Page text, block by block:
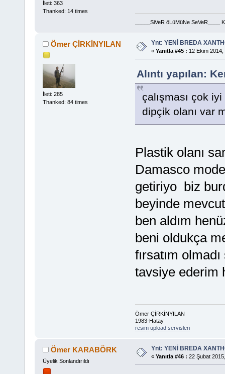
İleti: 363
Thanked: 14 times
_____SiVeR öLüMüNe
Ömer ÇİRKİNYILAN
İleti: 285
Thanked: 84 times
Ynt: YENİ BREDA
« Yanıtla #45 : 12 Ekim 2014,
Alıntı yapılan:
çalışması çok
dipçik olanı var
Plastik olanı
Damasco
getiriyo biz
beyinde
ben aldım
beni oldukça
fırsatım
tavsiye ederim
Ömer ÇİRKİNYILAN
1983-Hatay
resim upload servisleri
Ömer KARABÖRK
Üyelik Sonlandırıldı
Ynt: YENİ BREDA
« Yanıtla #46 : 22 Şubat